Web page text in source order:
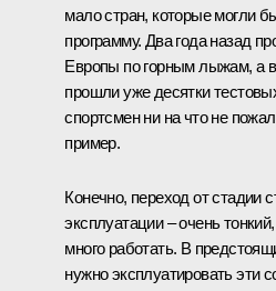
мало стран, которые могли
программу. Два года назад
Европы по горным лыжам, а
прошли уже десятки
спортсмен ни на что не
пример.
Конечно, переход от стадии
эксплуатации – очень
много работать. В
нужно эксплуатировать эти